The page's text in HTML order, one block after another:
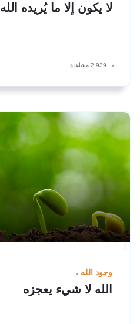
لا يكون إلا ما يُريده الله
2,939 مشاهدة
وجود الله
الله لا شيء يعجزه